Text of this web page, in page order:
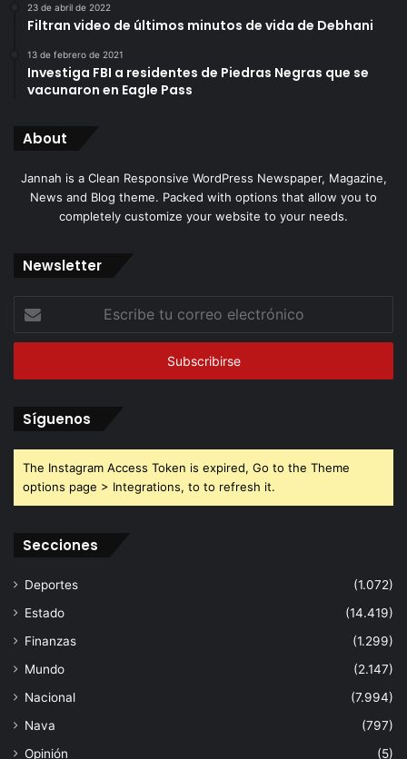
23 de abril de 2022
Filtran video de últimos minutos de vida de Debhani
13 de febrero de 2021
Investiga FBI a residentes de Piedras Negras que se
vacunaron en Eagle Pass
About
Jannah is a Clean Responsive WordPress Newspaper, Magazine,
News and Blog theme. Packed with options that allow you to
completely customize your website to your needs.
Newsletter
correo
Síguenos
The Instagram Access Token is expired, Go to the Theme
options page > Integrations, to to refresh it.
Secciones
Deportes
(1.072)
Estado
(14.419)
Finanzas
(1.299)
Mundo
(2.147)
Nacional
(7.994)
Nava
(797)
Opinión
(5)